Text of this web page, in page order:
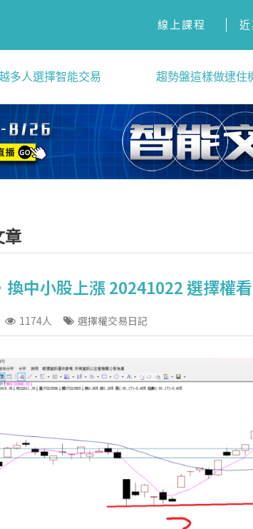
線上課程
多人選擇智能交易 趨勢盤這樣做逮住
章
換中小股上漲 20241022 選擇權
1174人 選擇權交易日記